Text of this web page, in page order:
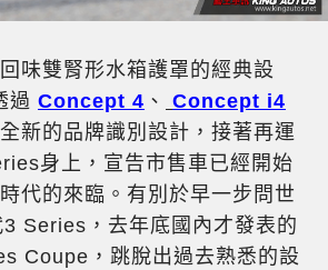
味雙腎形水箱護罩的經典設
過 Concept 4 、
Concept i4
新的品牌識別設計，接著再運
身上，宣告市售車已經開始
代的來臨。有別於早一步問世
Series，去年底國內才發表的
Coupe，跳脫出過去熟悉的設